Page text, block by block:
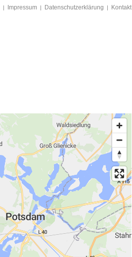
| Impressum | Datenschutzerklärung | Kontakt